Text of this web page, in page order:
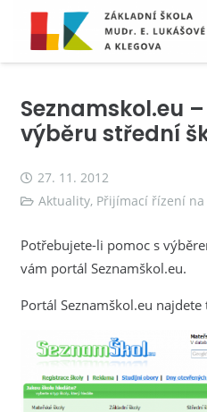
Seznamskol.eu
výběru střední
27. 11. 2012
Aktuality, Přijímací řízení
Potřebujete-li pomoc s
vám portál Seznamškol.eu.
Portál Seznamškol.eu najdete